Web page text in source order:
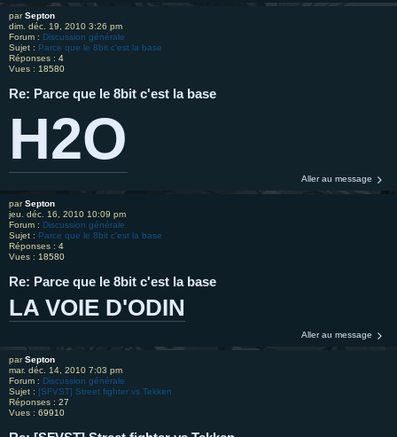
parSepton
dim. déc. 19, 2010 3:26 pm
Forum : Discussion générale
Sujet : Parce que le 8bit c'est la base
Réponses : 4
Vues : 18580
Re: Parce que le 8bit c'est la base
H2O
Aller au message
parSepton
jeu. déc. 16, 2010 10:09 pm
Forum : Discussion générale
Sujet : Parce que le 8bit c'est la base
Réponses : 4
Vues : 18580
Re: Parce que le 8bit c'est la base
LA VOIE D'ODIN
Aller au message
parSepton
mar. déc. 14, 2010 7:03 pm
Forum : Discussion générale
Sujet : [SFVST] Street fighter vs Tekken
Réponses : 27
Vues : 69910